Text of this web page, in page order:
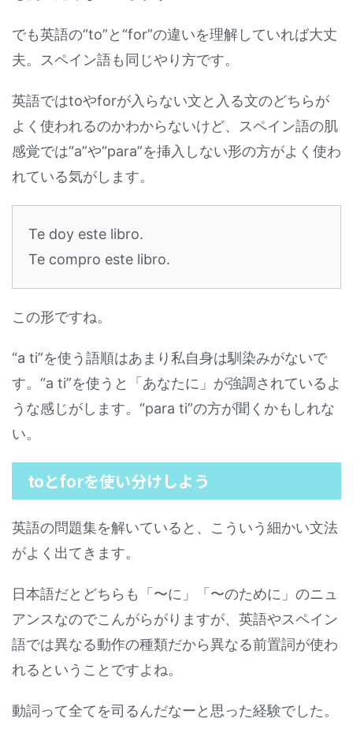
でも英語の“to”と“for”の違いを理解していれば大丈
夫。スペイン語も同じやり方です。
英語ではtoやforが入らない文と入る文のどちらが
よく使われるのかわからないけど、スペイン語の肌
感覚では“a”や“para”を挿入しない形の方がよく使わ
れている気がします。
Te doy este libro.
Te compro este libro.
この形ですね。
“a ti”を使う語順はあまり私自身は馴染みがないで
す。“a ti”を使うと「あなたに」が強調されているよ
うな感じがします。“para ti”の方が聞くかもしれな
い。
toとforを使い分けしよう
英語の問題集を解いていると、こういう細かい文法
がよく出てきます。
日本語だとどちらも「〜に」「〜のために」のニュ
アンスなのでこんがらがりますが、英語やスペイン
語では異なる動作の種類だから異なる前置詞が使わ
れるということですよね。
動詞って全てを司るんだなーと思った経験でした。